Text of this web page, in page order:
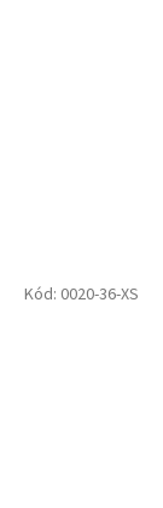
Kód: 0020-36-XS